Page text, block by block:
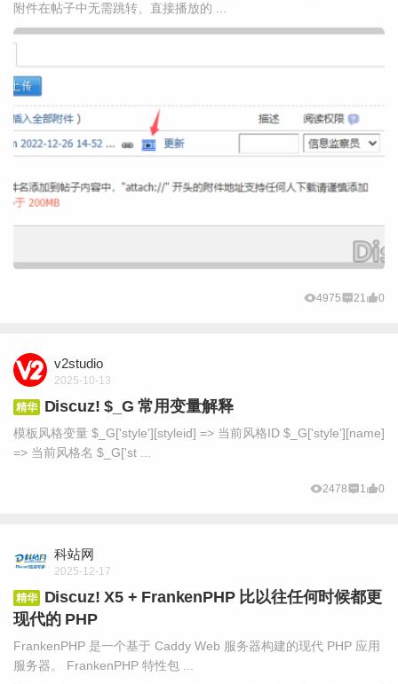
附件在帖子中无需跳转、直接播放的 ...
4975 21 0
v2studio
2025-10-13
精华 Discuz! $_G 常用变量解释
模板风格变量 $_G['style'][styleid] => 当前风格ID $_G['style'][name]
=> 当前风格名 $_G['st ...
2478 1 0
科站网
2025-12-17
精华
Discuz! X5 + FrankenPHP 比以往任何时候都更
现代的 PHP
FrankenPHP 是一个基于 Caddy Web 服务器构建的现代 PHP 应用
服务器。 FrankenPHP 特性包 ...